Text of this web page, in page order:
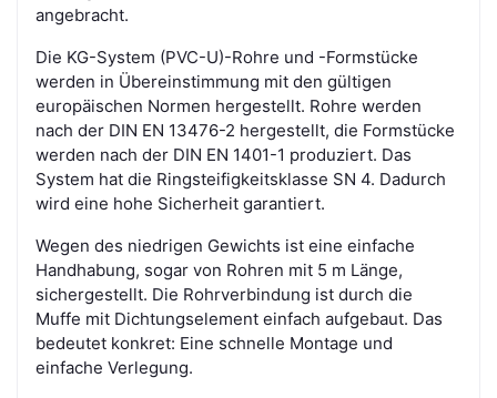
angebracht.
Die KG-System (PVC-U)-Rohre und -Formstücke
werden in Übereinstimmung mit den gültigen
europäischen Normen hergestellt. Rohre werden
nach der DIN EN 13476-2 hergestellt, die Formstücke
werden nach der DIN EN 1401-1 produziert. Das
System hat die Ringsteifigkeitsklasse SN 4. Dadurch
wird eine hohe Sicherheit garantiert.
Wegen des niedrigen Gewichts ist eine einfache
Handhabung, sogar von Rohren mit 5 m Länge,
sichergestellt. Die Rohrverbindung ist durch die
Muffe mit Dichtungselement einfach aufgebaut. Das
bedeutet konkret: Eine schnelle Montage und
einfache Verlegung.